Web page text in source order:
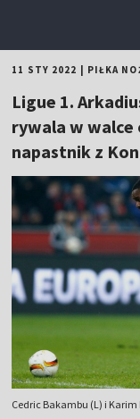
11 STY 2022 PIŁKA
Ligue 1.
rywala w walce
napastnik z
Cedric Bakambu (L) i